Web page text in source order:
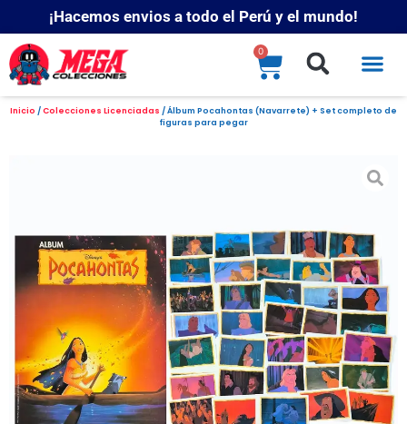
¡Hacemos envios a todo el Perú y el mundo!
0
Inicio /Colecciones Licenciadas / Álbum Pocahontas (Navarrete) + Set completo de
figuras para pegar